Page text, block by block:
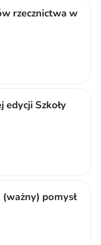
rzecznictwa w
edycji Szkoły
pomysł